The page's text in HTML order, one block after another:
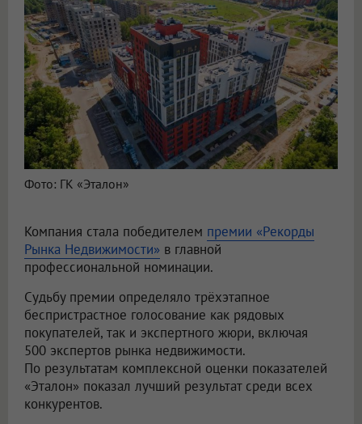
Фото: ГК «Эталон»
Компания стала победителем премии «Рекорды
Рынка Недвижимости» в главной
профессиональной номинации.
Судьбу премии определяло трёхэтапное
беспристрастное голосование как рядовых
покупателей, так и экспертного жюри, включая
500 экспертов рынка недвижимости.
По результатам комплексной оценки показателей
«Эталон» показал лучший результат среди всех
конкурентов.